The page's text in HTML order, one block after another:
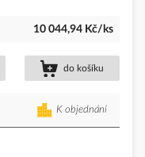
10 044,94 Kč/ks
do košíku
K objednání